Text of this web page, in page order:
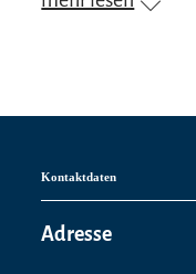
Kontaktdaten
Adresse